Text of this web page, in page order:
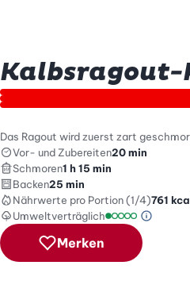
Kalbsragout-
Das Ragout wird zuerst zart
Vor- und Zubereiten20 min
Schmoren1 h 15 min
Backen25 min
Nährwerte pro Portion (1/4)761
Umweltverträglich
Green
Merken